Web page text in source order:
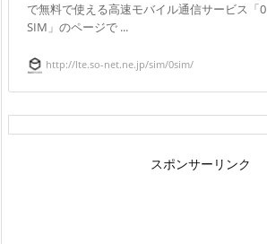
で無料で使える高速モバイル通信サービス「0
SIM」のページで ...
http://lte.so-net.ne.jp/sim/0sim/
スポンサーリンク